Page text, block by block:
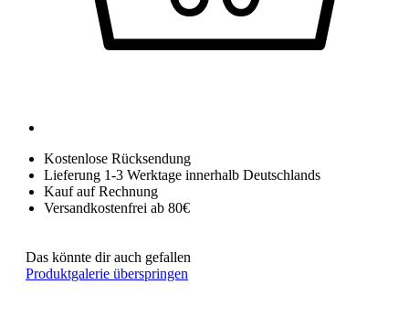
Kostenlose Rücksendung
Lieferung 1-3 Werktage innerhalb Deutschlands
Kauf auf Rechnung
Versandkostenfrei ab 80€
Das könnte dir auch gefallen
Produktgalerie überspringen